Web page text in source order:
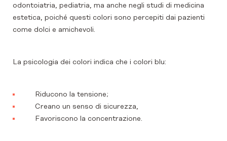
odontoiatria, pediatria, ma anche negli studi di medicina
estetica, poiché questi colori sono percepiti dai pazienti
come dolci e amichevoli.
La psicologia dei colori indica che i colori blu:
Riducono la tensione;
Creano un senso di sicurezza,
Favoriscono la concentrazione.